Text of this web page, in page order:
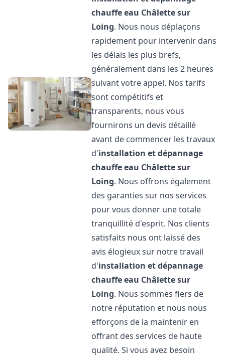
chauffe eau Châlette sur
Loing. Nous nous déplaçons
rapidement pour intervenir dans
les délais les plus brefs,
généralement dans les 2 heures
suivant votre appel. Nos tarifs
sont compétitifs et
transparents, nous vous
fournirons un devis détaillé
avant de commencer les travaux
d'installation et dépannage
chauffe eau Châlette sur
Loing. Nous offrons également
des garanties sur nos services
pour vous donner une totale
tranquillité d'esprit. Nos clients
satisfaits nous ont laissé des
avis élogieux sur notre travail
d'installation et dépannage
chauffe eau Châlette sur
Loing. Nous sommes fiers de
notre réputation et nous nous
efforçons de la maintenir en
offrant des services de haute
qualité. Si vous avez besoin